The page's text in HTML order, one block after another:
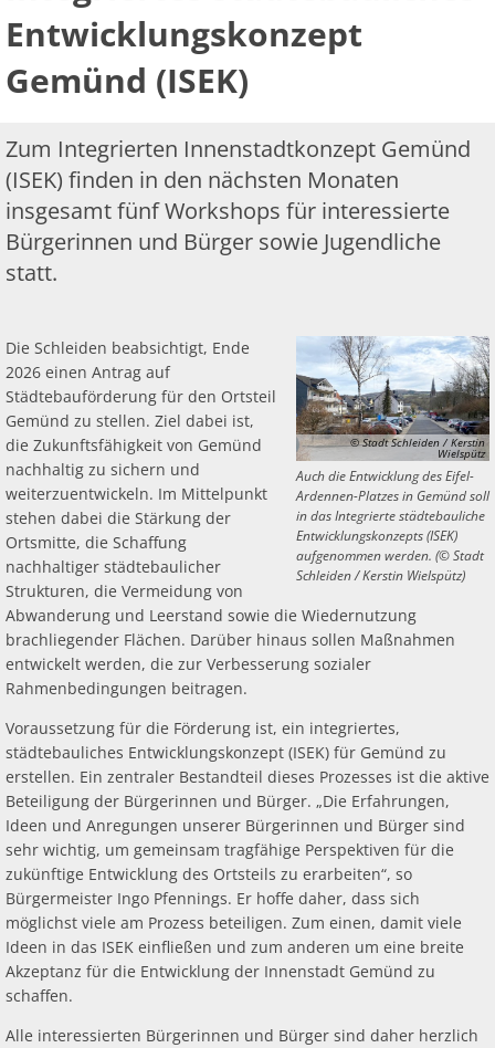
Bankverbindung/Lastschriftverfahren
Widerspruchsverfahren
städtebauliches
Entwicklungskonzept
(ISEK)
Entwicklungskonzept
Gemünd (ISEK)
Zum Integrierten Innenstadtkonzept Gemünd
(ISEK) finden in den nächsten Monaten
insgesamt fünf Workshops für interessierte
Bürgerinnen und Bürger sowie Jugendliche
statt.
© Stadt Schleiden / Kerstin
Wielspütz
Auch die Entwicklung des Eifel-
Ardennen-Platzes in Gemünd soll
in das Integrierte städtebauliche
Entwicklungskonzepts (ISEK)
aufgenommen werden. (© Stadt
Schleiden / Kerstin Wielspütz)
Die Schleiden beabsichtigt, Ende
2026 einen Antrag auf
Städtebauförderung für den Ortsteil
Gemünd zu stellen. Ziel dabei ist,
die Zukunftsfähigkeit von Gemünd
nachhaltig zu sichern und
weiterzuentwickeln. Im Mittelpunkt
stehen dabei die Stärkung der
Ortsmitte, die Schaffung
nachhaltiger städtebaulicher
Strukturen, die Vermeidung von
Abwanderung und Leerstand sowie die Wiedernutzung
brachliegender Flächen. Darüber hinaus sollen Maßnahmen
entwickelt werden, die zur Verbesserung sozialer
Rahmenbedingungen beitragen.
Voraussetzung für die Förderung ist, ein integriertes,
städtebauliches Entwicklungskonzept (ISEK) für Gemünd zu
erstellen. Ein zentraler Bestandteil dieses Prozesses ist die aktive
Beteiligung der Bürgerinnen und Bürger. „Die Erfahrungen,
Ideen und Anregungen unserer Bürgerinnen und Bürger sind
sehr wichtig, um gemeinsam tragfähige Perspektiven für die
zukünftige Entwicklung des Ortsteils zu erarbeiten“, so
Bürgermeister Ingo Pfennings. Er hoffe daher, dass sich
möglichst viele am Prozess beteiligen. Zum einen, damit viele
Ideen in das ISEK einfließen und zum anderen um eine breite
Akzeptanz für die Entwicklung der Innenstadt Gemünd zu
schaffen.
Alle interessierten Bürgerinnen und Bürger sind daher herzlich